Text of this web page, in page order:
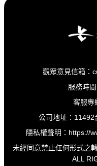
觀眾意見信箱：
服務時
客服專
公司地址：11492
隱私權聲明： https://
未經同意禁止任何形式之
ALL